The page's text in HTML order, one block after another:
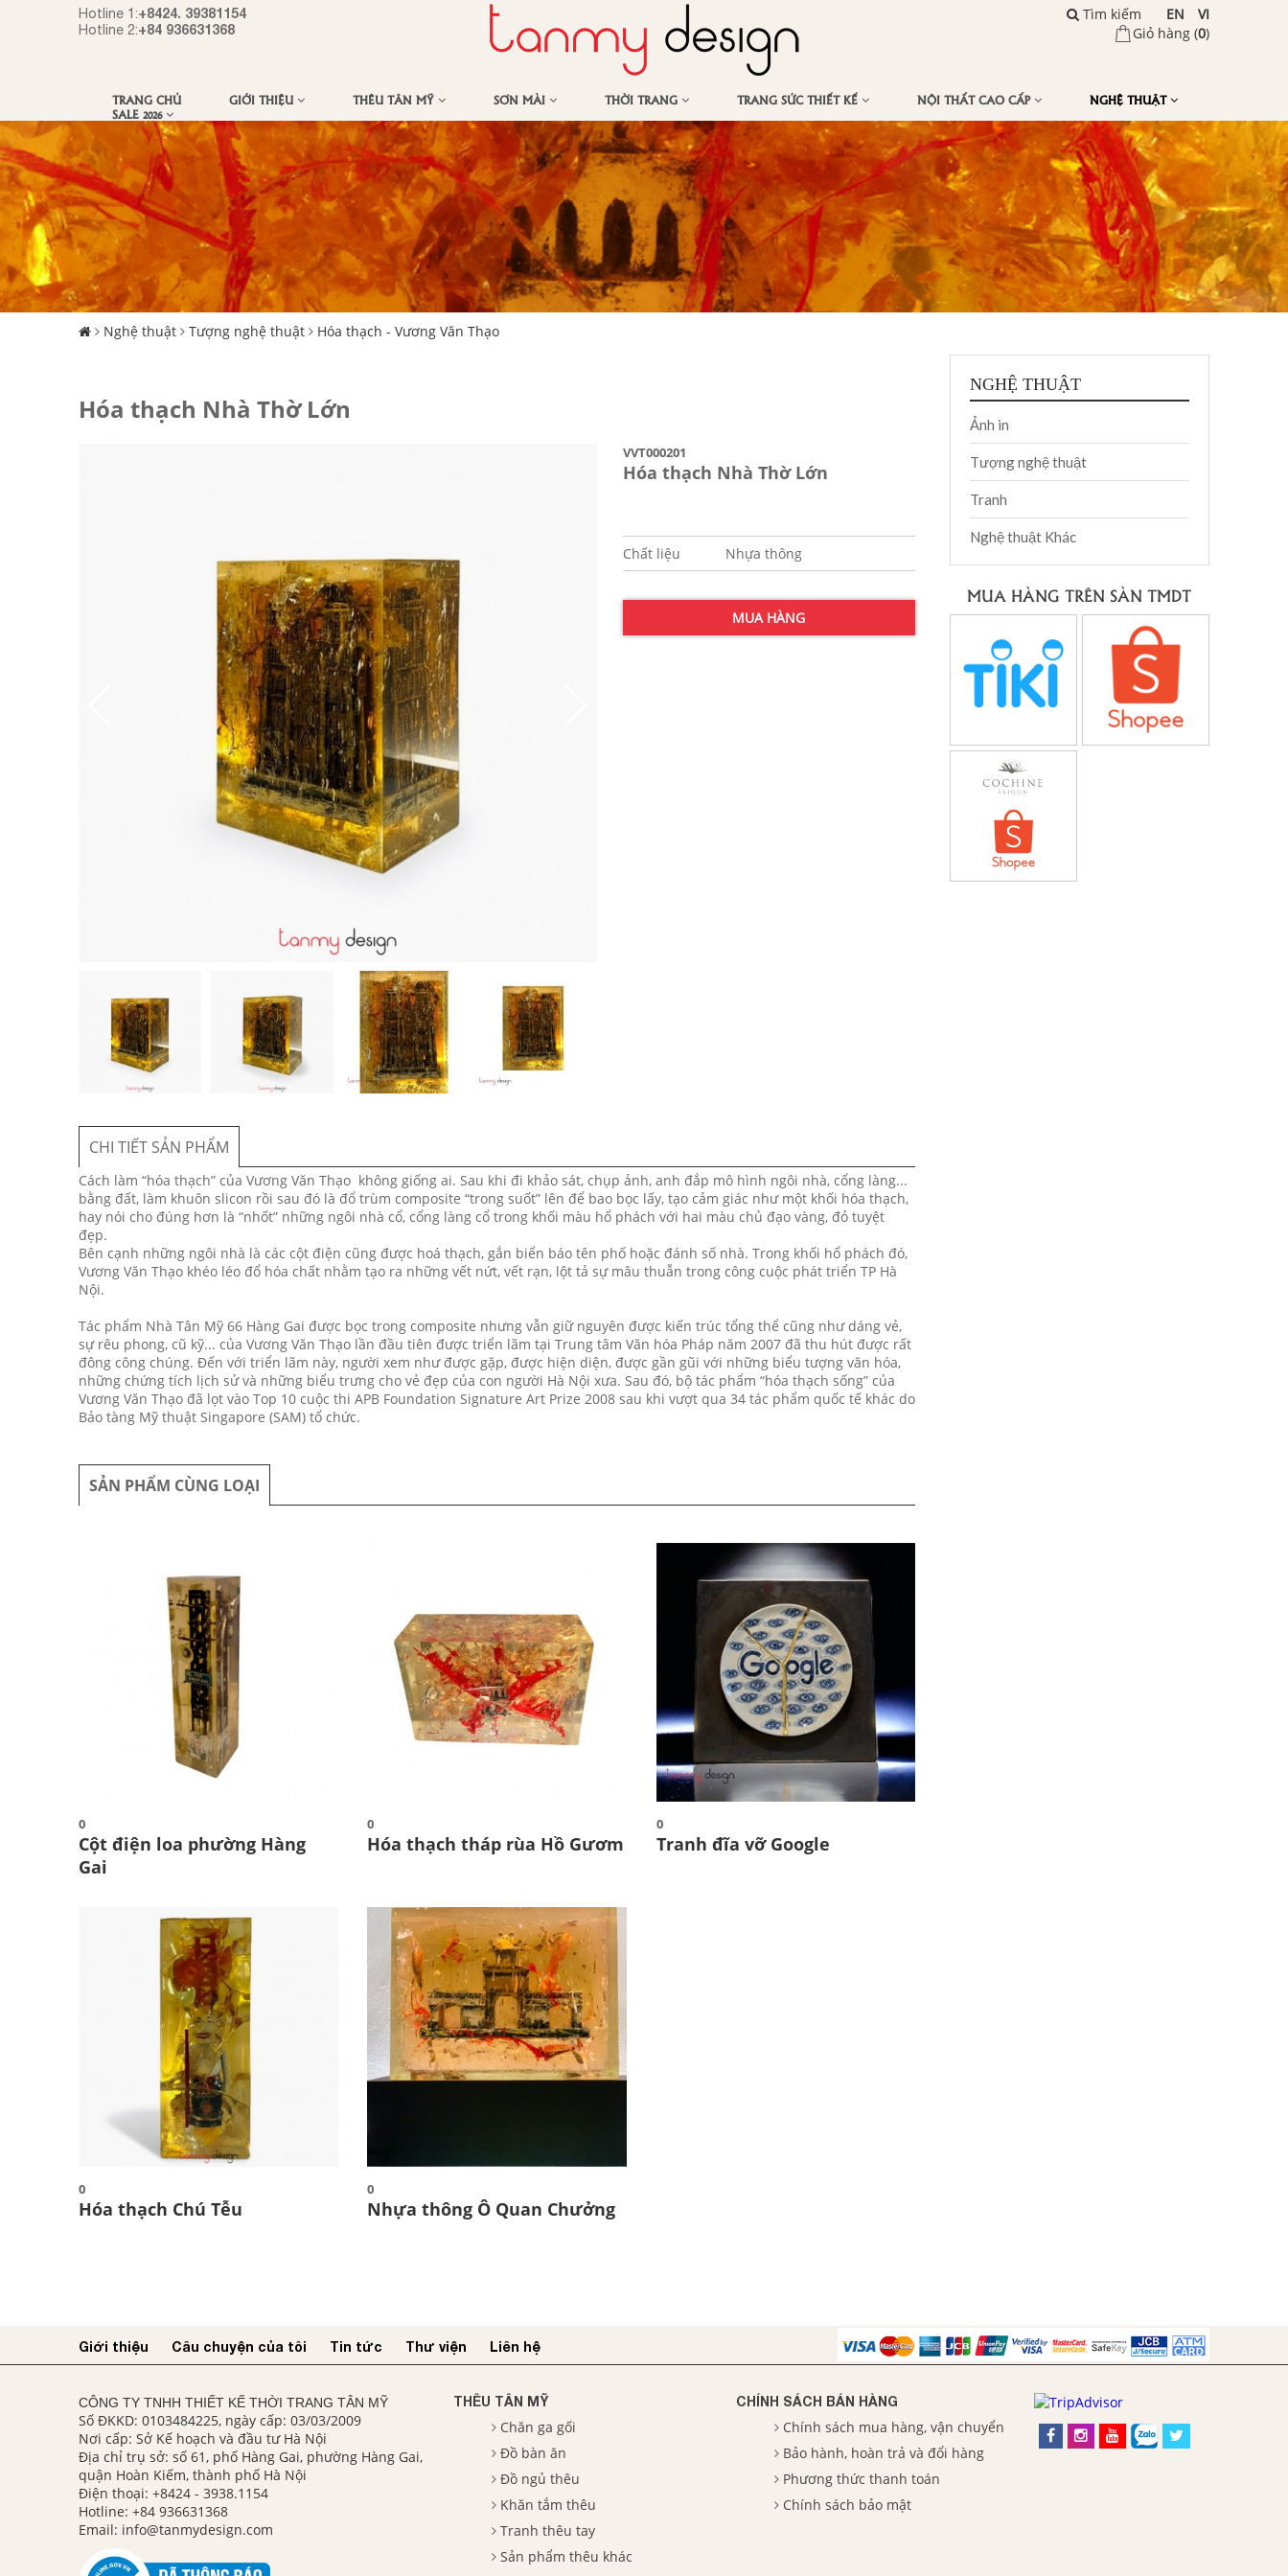
Hotline 1:+8424. 39381154
Hotline 2:+84 936631368 Giỏ hàng (0)
VI
EN
Tìm kiếm
TRANG CHỦ GIỚI THIỆU THÊU TÂN MỸ SƠN MÀI THỜI TRANG TRANG SỨC THIẾT KẾ NỘI THẤT CAO CẤP
NGHỆ THUẬT
SALE 2026
Nghệ thuật Tượng nghệ thuật Hóa thạch - Vương Văn Thạo
Hóa thạch Nhà Thờ Lớn
VVT000201
Hóa thạch Nhà Thờ Lớn
Chất liệu Nhựa thông
MUA HÀNG
CHI TIẾT SẢN PHẨM
Cách làm “hóa thạch” của Vương Văn Thạo không giống ai. Sau khi đi khảo sát, chụp ảnh, anh đắp mô hình ngôi nhà, cổng làng...
bằng đất, làm khuôn slicon rồi sau đó là đổ trùm composite “trong suốt” lên để bao bọc lấy, tạo cảm giác như một khối hóa thạch,
hay nói cho đúng hơn là “nhốt” những ngôi nhà cổ, cổng làng cổ trong khối màu hổ phách với hai màu chủ đạo vàng, đỏ tuyệt
đẹp.
Bên cạnh những ngôi nhà là các cột điện cũng được hoá thạch, gắn biển báo tên phố hoặc đánh số nhà. Trong khối hổ phách đó,
Vương Văn Thạo khéo léo đổ hóa chất nhằm tạo ra những vết nứt, vết rạn, lột tả sự mâu thuẫn trong công cuộc phát triển TP Hà
Nội.
Tác phẩm Nhà Tân Mỹ 66 Hàng Gai được bọc trong composite nhưng vẫn giữ nguyên được kiến trúc tổng thể cũng như dáng vẻ,
sự rêu phong, cũ kỹ... của Vương Văn Thạo lần đầu tiên được triển lãm tại Trung tâm Văn hóa Pháp năm 2007 đã thu hút được rất
đông công chúng. Đến với triển lãm này, người xem như được gặp, được hiện diện, được gần gũi với những biểu tượng văn hóa,
những chứng tích lịch sử và những biểu trưng cho vẻ đẹp của con người Hà Nội xưa. Sau đó, bộ tác phẩm “hóa thạch sống” của
Vương Văn Thạo đã lọt vào Top 10 cuộc thi APB Foundation Signature Art Prize 2008 sau khi vượt qua 34 tác phẩm quốc tế khác do
Bảo tàng Mỹ thuật Singapore (SAM) tổ chức.
SẢN PHẨM CÙNG LOẠI
0
Cột điện loa phường Hàng
Gai
0
Hóa thạch tháp rùa Hồ Gươm
0
Tranh đĩa vỡ Google
0
Hóa thạch Chú Tễu
0
Nhựa thông Ô Quan Chưởng
NGHỆ THUẬT
Ảnh in
Tượng nghệ thuật
Tranh
Nghệ thuật Khác
MUA HÀNG TRÊN SÀN TMDT
Giới thiệu Câu chuyện của tôi Tin tức Thư viện Liên hệ
CÔNG TY TNHH THIẾT KẾ THỜI TRANG TÂN MỸ
Số ĐKKD: 0103484225, ngày cấp: 03/03/2009
Nơi cấp: Sở Kế hoạch và đầu tư Hà Nội
Địa chỉ trụ sở: số 61, phố Hàng Gai, phường Hàng Gai,
quận Hoàn Kiếm, thành phố Hà Nội
Điện thoại: +8424 - 3938.1154
Hotline: +84 936631368
Email: info@tanmydesign.com
THÊU TÂN MỸ
Chăn ga gối
Đồ bàn ăn
Đồ ngủ thêu
Khăn tắm thêu
Tranh thêu tay
Sản phẩm thêu khác
CHÍNH SÁCH BÁN HÀNG
Chính sách mua hàng, vận chuyển
Bảo hành, hoàn trả và đổi hàng
Phương thức thanh toán
Chính sách bảo mật